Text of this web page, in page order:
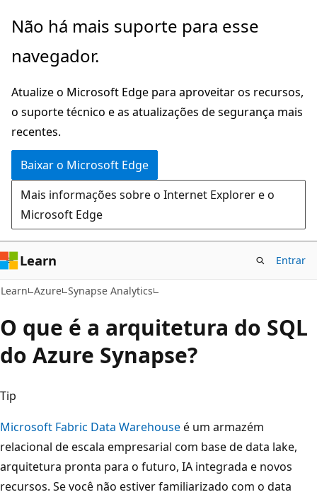
Pular
o
principal
Não há mais suporte para esse
navegador.
Atualize o Microsoft Edge para aproveitar os recursos,
o suporte técnico e as atualizações de segurança mais
recentes.
Baixar o Microsoft Edge
Mais informações sobre o Internet Explorer e o
Microsoft Edge
Learn Entrar
Learn Azure Synapse Analytics
O que é a arquitetura do SQL
do Azure Synapse?
Tip
Microsoft Fabric Data Warehouseé um armazém
relacional de escala empresarial com base de data lake,
arquitetura pronta para o futuro, IA integrada e novos
recursos. Se você não estiver familiarizado com o data